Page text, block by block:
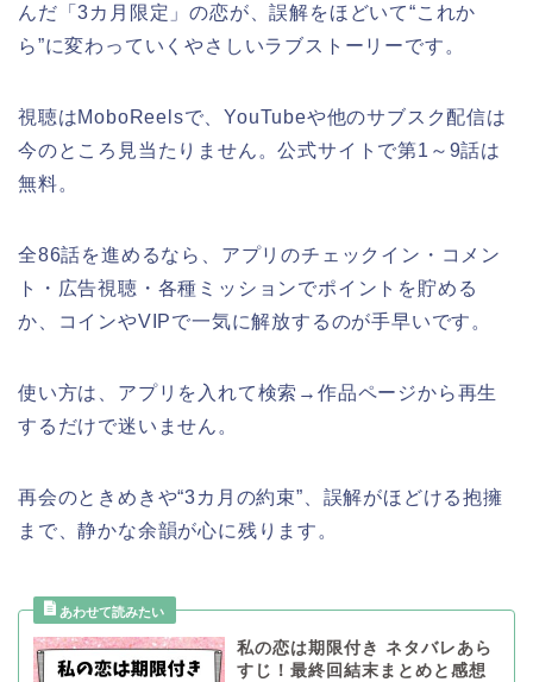
んだ「3カ月限定」の恋が、誤解をほどいて“これか
ら”に変わっていくやさしいラブストーリーです。
視聴はMoboReelsで、YouTubeや他のサブスク配信は
今のところ見当たりません。公式サイトで第1～9話は
無料。
全86話を進めるなら、アプリのチェックイン・コメン
ト・広告視聴・各種ミッションでポイントを貯める
か、コインやVIPで一気に解放するのが手早いです。
使い方は、アプリを入れて検索→作品ページから再生
するだけで迷いません。
再会のときめきや“3カ月の約束”、誤解がほどける抱擁
まで、静かな余韻が心に残ります。
私の恋は期限付き ネタバレあら
すじ！最終回結末まとめと感想